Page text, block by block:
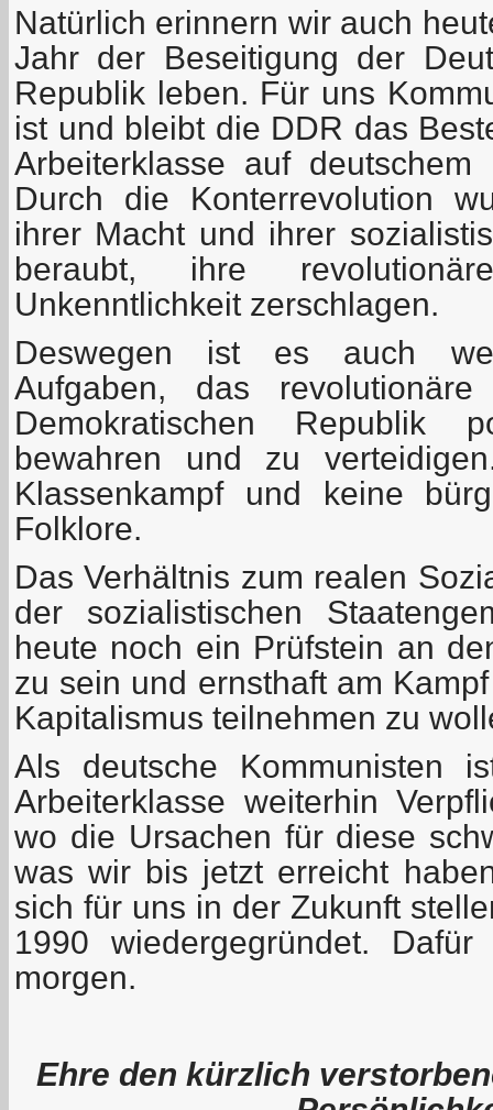
Natürlich erinnern wir auch
Jahr der Beseitigung der
Republik leben. Für uns
ist und bleibt die DDR das
Arbeiterklasse auf
Durch die Konterrevolution
ihrer Macht und ihrer
beraubt, ihre
Unkenntlichkeit zerschlagen.
Deswegen ist es auch
Aufgaben, das
Demokratischen Republik
bewahren und zu
Klassenkampf und keine
Folklore.
Das Verhältnis zum realen
der sozialistischen
heute noch ein Prüfstein an
zu sein und ernsthaft am
Kapitalismus teilnehmen zu
Als deutsche Kommunisten
Arbeiterklasse weiterhin
wo die Ursachen für diese
was wir bis jetzt erreicht
sich für uns in der Zukunft
1990 wiedergegründet.
morgen.
Ehre den kürzlich